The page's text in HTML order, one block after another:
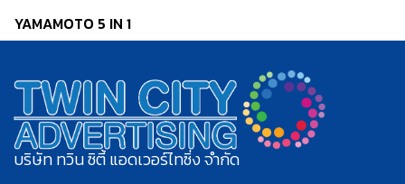
YAMAMOTO 5 IN 1
บริษัท ทวิน ซิตี้ แอดเวอร์ไทซิ่ง จำกัด